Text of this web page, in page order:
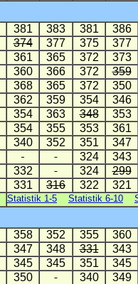
381 383 381
386
374 377 375
377
361 365 372
373
360 366 372
359
368 365 372
350
362 359 354
346
354 363 348
353
354 355 353
361
340 352 351
347
324
343
332 324
299
331 316 322 321
Statistik 1-5 Statistik 6-10
358 352 355
360
347 348 331
343
345 345 351
345
350 340
349